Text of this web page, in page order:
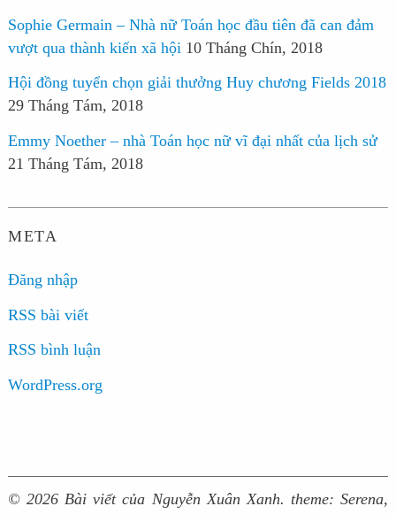
Sophie Germain – Nhà nữ Toán học đầu tiên đã can đảm
vượt qua thành kiến xã hội 10 Tháng Chín, 2018
Hội đồng tuyển chọn giải thưởng Huy chương Fields 2018
29 Tháng Tám, 2018
Emmy Noether – nhà Toán học nữ vĩ đại nhất của lịch sử
21 Tháng Tám, 2018
META
Đăng nhập
RSS bài viết
RSS bình luận
WordPress.org
© 2026 Bài viết của Nguyễn Xuân Xanh. theme: Serena,